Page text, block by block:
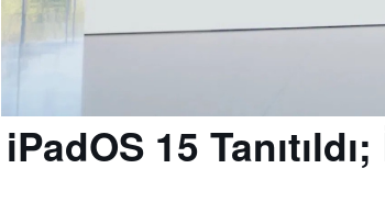
iPadOS 15